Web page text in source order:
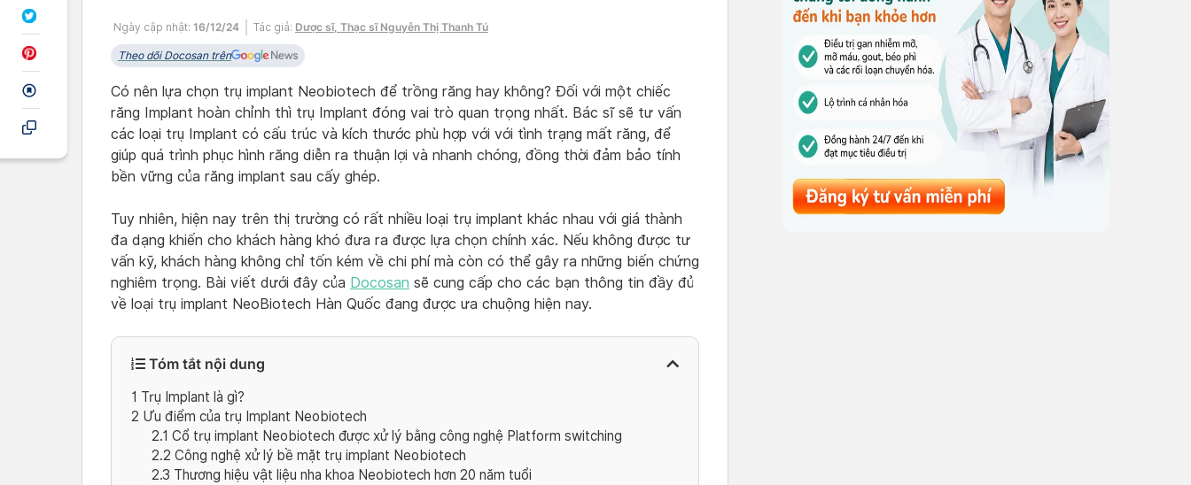
Ngày cập nhật: 16/12/24 Tác giả: Dược sĩ, Thạc sĩ Nguyễn Thị Thanh Tú
Theo dõi Docosan trên
Có nên lựa chọn trụ implant Neobiotech để trồng răng hay không? Đối với một chiếc
răng Implant hoàn chỉnh thì trụ Implant đóng vai trò quan trọng nhất. Bác sĩ sẽ tư vấn
các loại trụ Implant có cấu trúc và kích thước phù hợp với với tình trạng mất răng, để
giúp quá trình phục hình răng diễn ra thuận lợi và nhanh chóng, đồng thời đảm bảo tính
bền vững của răng implant sau cấy ghép.
Tuy nhiên, hiện nay trên thị trường có rất nhiều loại trụ implant khác nhau với giá thành
đa dạng khiến cho khách hàng khó đưa ra được lựa chọn chính xác. Nếu không được tư
vấn kỹ, khách hàng không chỉ tốn kém về chi phí mà còn có thể gây ra những biến chứng
nghiêm trọng. Bài viết dưới đây của Docosan sẽ cung cấp cho các bạn thông tin đầy đủ
về loại trụ implant NeoBiotech Hàn Quốc đang được ưa chuộng hiện nay.
Tóm tắt nội dung
1 Trụ Implant là gì?
2 Ưu điểm của trụ Implant Neobiotech
2.1 Cổ trụ implant Neobiotech được xử lý bằng công nghệ Platform switching
2.2 Công nghệ xử lý bề mặt trụ implant Neobiotech
2.3 Thương hiệu vật liệu nha khoa Neobiotech hơn 20 năm tuổi